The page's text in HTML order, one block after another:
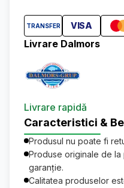
TRANSFER VISA
Livrare Dalmors
Livrare rapidă
Caracteristici &
Produsul nu poate fi
Produse originale de
garanție.
Calitatea produselor